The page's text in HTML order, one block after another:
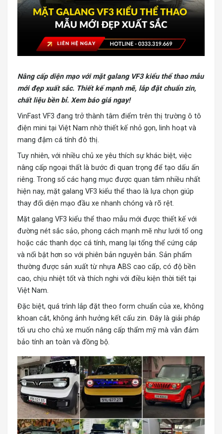
Nâng cấp diện mạo vớimặt galang VF3 kiểu thể thaomẫu
mới đẹp xuất sắc. Thiết kế mạnh mẽ, lắp đặt chuẩn zin,
chất liệu bền bỉ. Xem báo giá ngay!
VinFast VF3 đang trở thành tâm điểm trên thị trường ô tô
điện mini tại Việt Nam nhờ thiết kế nhỏ gọn, linh hoạt và
mang đậm cá tính đô thị.
Tuy nhiên, với nhiều chủ xe yêu thích sự khác biệt, việc
nâng cấp ngoại thất là bước đi quan trọng để tạo dấu ấn
riêng. Trong số các hạng mục được quan tâm nhiều nhất
hiện nay, mặt galang VF3 kiểu thể thao là lựa chọn giúp
thay đổi diện mạo đầu xe nhanh chóng và rõ rệt.
Mặt galang VF3 kiểu thể thao mẫu mới được thiết kế với
đường nét sắc sảo, phong cách mạnh mẽ như lưới tổ ong
hoặc các thanh dọc cá tính, mang lại tổng thể cứng cáp
và nổi bật hơn so với phiên bản nguyên bản. Sản phẩm
thường được sản xuất từ nhựa ABS cao cấp, có độ bền
cao, chịu nhiệt tốt và thích nghi với điều kiện thời tiết tại
Việt Nam.
Đặc biệt, quá trình lắp đặt theo form chuẩn của xe, không
khoan cắt, không ảnh hưởng kết cấu zin. Đây là giải pháp
tối ưu cho chủ xe muốn nâng cấp thẩm mỹ mà vẫn đảm
bảo tính an toàn và đồng bộ.